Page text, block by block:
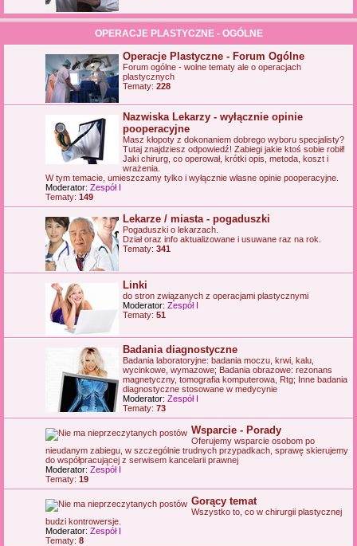
OPERACJE PLASTYCZNE - OGÓLNE
Operacje Plastyczne - Forum Ogólne
Forum ogólne - wolne tematy ale o operacjach
plastycznych
Tematy: 228
Nazwiska Lekarzy - wyłącznie opinie
pooperacyjne
Masz kłopoty z dokonaniem dobrego wyboru specjalisty?
Tutaj znajdziesz odpowiedź! Zabiegi jakie ktoś sobie robił!
Jaki chirurg, co operował, krótki opis, metoda, koszt i
wrażenia.
W tym temacie, umieszczamy tylko i wyłącznie własne opinie pooperacyjne.
Moderator: Zespół I
Tematy: 149
Lekarze / miasta - pogaduszki
Pogaduszki o lekarzach.
Dział oraz info aktualizowane i usuwane raz na rok.
Tematy: 341
Linki
do stron związanych z operacjami plastycznymi
Moderator: Zespół I
Tematy: 51
Badania diagnostyczne
Badania laboratoryjne: badania moczu, krwi, kalu,
wycinkowe, wymazowe; Badania obrazowe: rezonans
magnetyczny, tomografia komputerowa, Rtg; Inne badania
diagnostyczne stosowane w medycynie
Moderator: Zespół I
Tematy: 73
Wsparcie - Porady
Oferujemy wsparcie osobom po
nieudanym zabiegu, w szczególnie trudnych przypadkach, sprawę skierujemy
do współpracującej z serwisem kancelarii prawnej
Moderator: Zespół I
Tematy: 19
Gorący temat
Wszystko to, co w chirurgii plastycznej
budzi kontrowersje.
Moderator: Zespół I
Tematy: 8